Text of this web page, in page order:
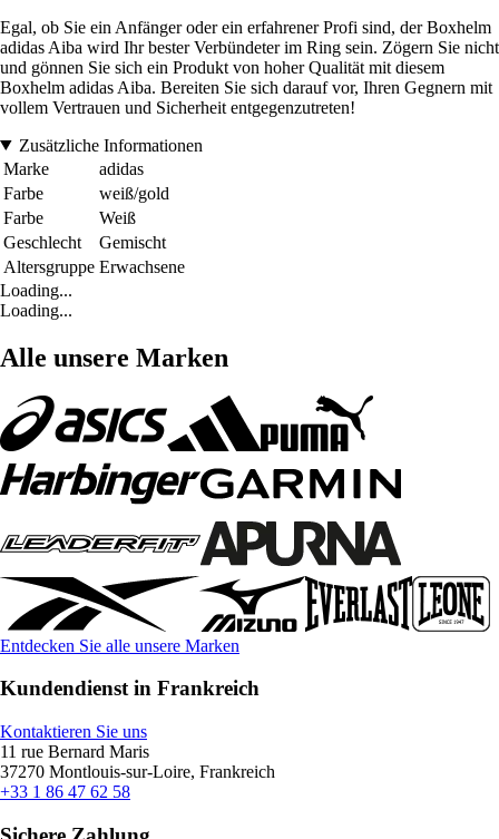
Egal, ob Sie ein Anfänger oder ein erfahrener Profi sind, der Boxhelm
adidas Aiba wird Ihr bester Verbündeter im Ring sein. Zögern Sie nicht
und gönnen Sie sich ein Produkt von hoher Qualität mit diesem
Boxhelm adidas Aiba. Bereiten Sie sich darauf vor, Ihren Gegnern mit
vollem Vertrauen und Sicherheit entgegenzutreten!
Zusätzliche Informationen
Marke
adidas
Farbe
weiß/gold
Farbe
Weiß
Geschlecht
Gemischt
Altersgruppe Erwachsene
Loading...
Loading...
Alle unsere Marken
Entdecken Sie alle unsere Marken
Kundendienst in Frankreich
Kontaktieren Sie uns
11 rue Bernard Maris
37270 Montlouis-sur-Loire, Frankreich
+33 1 86 47 62 58